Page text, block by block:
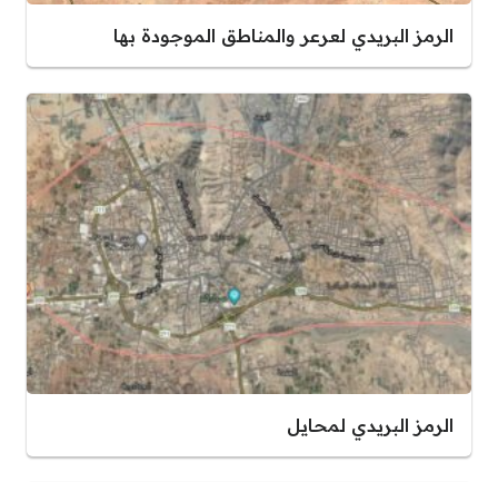
الرمز البريدي لعرعر والمناطق الموجودة بها
الرمز البريدي لمحايل